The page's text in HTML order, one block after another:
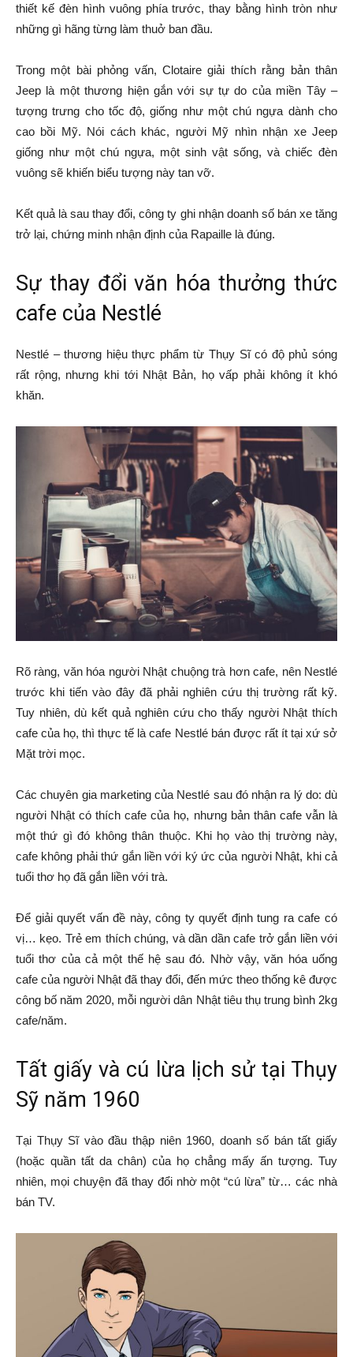
thiết kế đèn hình vuông phía trước, thay bằng hình tròn như
những gì hãng từng làm thuở ban đầu.
Trong một bài phỏng vấn, Clotaire giải thích rằng bản thân
Jeep là một thương hiện gắn với sự tự do của miền Tây –
tượng trưng cho tốc độ, giống như một chú ngựa dành cho
cao bồi Mỹ. Nói cách khác, người Mỹ nhìn nhận xe Jeep
giống như một chú ngựa, một sinh vật sống, và chiếc đèn
vuông sẽ khiến biểu tượng này tan vỡ.
Kết quả là sau thay đổi, công ty ghi nhận doanh số bán xe tăng
trở lại, chứng minh nhận định của Rapaille là đúng.
Sự thay đổi văn hóa thưởng thức
cafe của Nestlé
Nestlé – thương hiệu thực phẩm từ Thụy Sĩ có độ phủ sóng
rất rộng, nhưng khi tới Nhật Bản, họ vấp phải không ít khó
khăn.
Rõ ràng, văn hóa người Nhật chuộng trà hơn cafe, nên Nestlé
trước khi tiến vào đây đã phải nghiên cứu thị trường rất kỹ.
Tuy nhiên, dù kết quả nghiên cứu cho thấy người Nhật thích
cafe của họ, thì thực tế là cafe Nestlé bán được rất ít tại xứ sở
Mặt trời mọc.
Các chuyên gia marketing của Nestlé sau đó nhận ra lý do: dù
người Nhật có thích cafe của họ, nhưng bản thân cafe vẫn là
một thứ gì đó không thân thuộc. Khi họ vào thị trường này,
cafe không phải thứ gắn liền với ký ức của người Nhật, khi cả
tuổi thơ họ đã gắn liền với trà.
Để giải quyết vấn đề này, công ty quyết định tung ra cafe có
vị… kẹo. Trẻ em thích chúng, và dần dần cafe trở gắn liền với
tuổi thơ của cả một thế hệ sau đó. Nhờ vậy, văn hóa uống
cafe của người Nhật đã thay đổi, đến mức theo thống kê được
công bố năm 2020, mỗi người dân Nhật tiêu thụ trung bình 2kg
cafe/năm.
Tất giấy và cú lừa lịch sử tại Thụy
Sỹ năm 1960
Tại Thụy Sĩ vào đầu thập niên 1960, doanh số bán tất giấy
(hoặc quần tất da chân) của họ chẳng mấy ấn tượng. Tuy
nhiên, mọi chuyện đã thay đổi nhờ một “cú lừa” từ… các nhà
bán TV.